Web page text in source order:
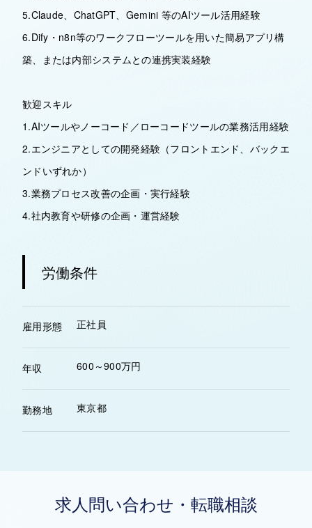
5.Claude、ChatGPT、Gemini 等のAIツール活用経験
6.Dify・n8n等のワークフローツールを用いた簡易アプリ構
築、または内部システムとの連携実装経験
歓迎スキル
1.AIツールやノーコード／ローコードツールの業務活用経験
2.エンジニアとしての開発経験（フロントエンド、バックエ
ンドいずれか）
3.業務プロセス改善の企画・実行経験
4.社内教育や研修の企画・運営経験
労働条件
雇用形態 正社員
年収 600～900万円
勤務地 東京都
求人問い合わせ・転職相談